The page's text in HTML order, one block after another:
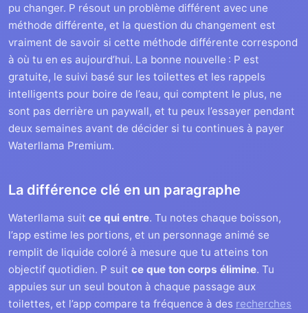
pu changer. P résout un problème différent avec une
méthode différente, et la question du changement est
vraiment de savoir si cette méthode différente correspond
à où tu en es aujourd’hui. La bonne nouvelle : P est
gratuite, le suivi basé sur les toilettes et les rappels
intelligents pour boire de l’eau, qui comptent le plus, ne
sont pas derrière un paywall, et tu peux l’essayer pendant
deux semaines avant de décider si tu continues à payer
Waterllama Premium.
La différence clé en un paragraphe
Waterllama suit ce qui entre. Tu notes chaque boisson,
l’app estime les portions, et un personnage animé se
remplit de liquide coloré à mesure que tu atteins ton
objectif quotidien. P suit ce que ton corps élimine. Tu
appuies sur un seul bouton à chaque passage aux
toilettes, et l’app compare ta fréquence à des recherches